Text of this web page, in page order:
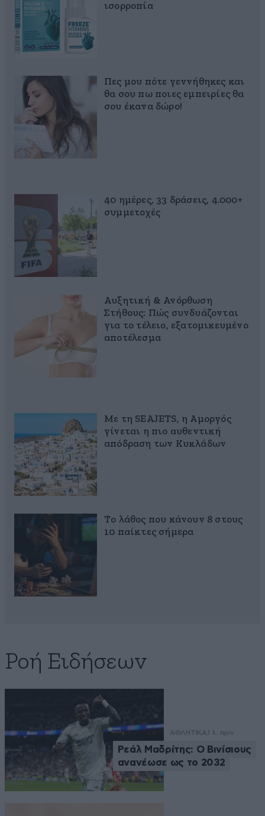
ισορροπία
Πες μου πότε γεννήθηκες και
θα σου πω ποιες εμπειρίες θα
σου έκανα δώρο!
40 ημέρες, 33 δράσεις, 4.000+
συμμετοχές
Αυξητική & Ανόρθωση
Στήθους: Πώς συνδυάζονται
για το τέλειο, εξατομικευμένο
αποτέλεσμα
Με τη SEAJETS, η Αμοργός
γίνεται η πιο αυθεντική
απόδραση των Κυκλάδων
Το λάθος που κάνουν 8 στους
10 παίκτες σήμερα
Ροή Ειδήσεων
ΑΘΛΗΤΙΚΑ 1 λ. πριν
Ρεάλ Μαδρίτης: Ο Βινίσιους
ανανέωσε ως το 2032